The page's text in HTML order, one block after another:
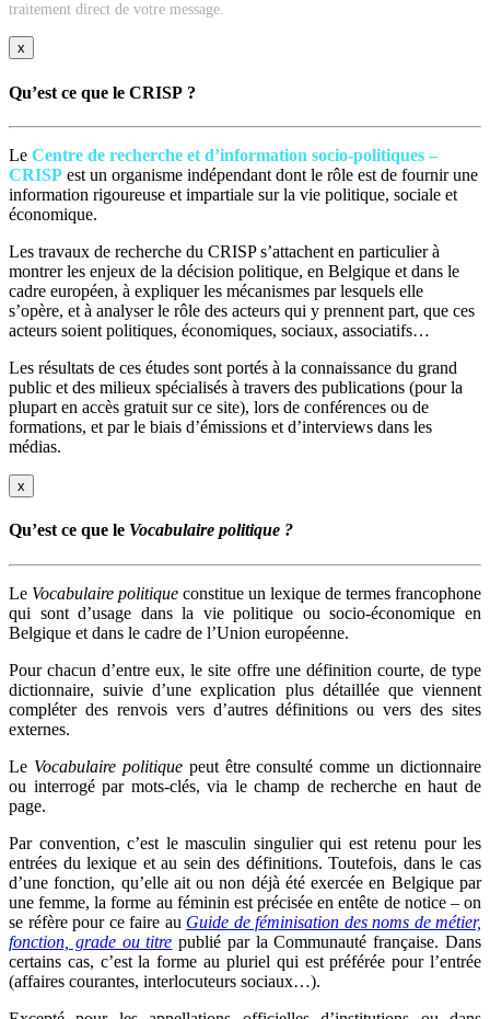
traitement direct de votre message.
x
Qu’est ce que le CRISP ?
Le Centre de recherche et d’information socio-politiques –
CRISP est un organisme indépendant dont le rôle est de fournir une
information rigoureuse et impartiale sur la vie politique, sociale et
économique.
Les travaux de recherche du CRISP s’attachent en particulier à
montrer les enjeux de la décision politique, en Belgique et dans le
cadre européen, à expliquer les mécanismes par lesquels elle
s’opère, et à analyser le rôle des acteurs qui y prennent part, que ces
acteurs soient politiques, économiques, sociaux, associatifs…
Les résultats de ces études sont portés à la connaissance du grand
public et des milieux spécialisés à travers des publications (pour la
plupart en accès gratuit sur ce site), lors de conférences ou de
formations, et par le biais d’émissions et d’interviews dans les
médias.
x
Qu’est ce que le Vocabulaire politique ?
Le Vocabulaire politique constitue un lexique de termes francophone
qui sont d’usage dans la vie politique ou socio-économique en
Belgique et dans le cadre de l’Union européenne.
Pour chacun d’entre eux, le site offre une définition courte, de type
dictionnaire, suivie d’une explication plus détaillée que viennent
compléter des renvois vers d’autres définitions ou vers des sites
externes.
Le Vocabulaire politiquepeut être consulté comme un dictionnaire
ou interrogé par mots-clés, via le champ de recherche en haut de
page.
Par convention, c’est le masculin singulier qui est retenu pour les
entrées du lexique et au sein des définitions. Toutefois, dans le cas
d’une fonction, qu’elle ait ou non déjà été exercée en Belgique par
une femme, la forme au féminin est précisée en entête de notice – on
se réfère pour ce faire au Guide de féminisation des noms de métier,
fonction, grade ou titre publié par la Communauté française. Dans
certains cas, c’est la forme au pluriel qui est préférée pour l’entrée
(affaires courantes, interlocuteurs sociaux…).